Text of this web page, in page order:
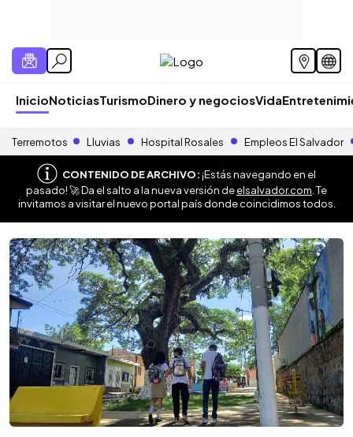
InicioNoticiasTurismoDinero y negociosVida
Terremotos Lluvias Hospital Rosales Empleos El Salvador
CONTENIDO DE ARCHIVO:¡Estás navegando en el
pasado! 🚀 Da el salto a la nueva versión deelsalvador.com . Te
invitamos a visitar el nuevo portal país donde coincidimos todos.